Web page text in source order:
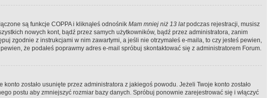
są funkcje COPPA i kliknąłeś odnośnik Mam mniej niż 13 latpodczas rejestracji, musisz
nowych kont, bądź przez samych użytkowników, bądź przez administratora, zanim
zgodnie z instrukcjami w nim zawartymi, a jeśli nie otrzymałeś e-maila, to czy jesteś pewien,
że podałeś poprawmy adres e-mail spróbuj skontaktować się z administratorem Forum.
zostało usunięte przez administratora z jakiegoś powodu. Jeżeli Twoje konto zostało
postu aby zmniejszyć rozmiar bazy danych. Spróbuj ponownie zarejestrować się i włączyć